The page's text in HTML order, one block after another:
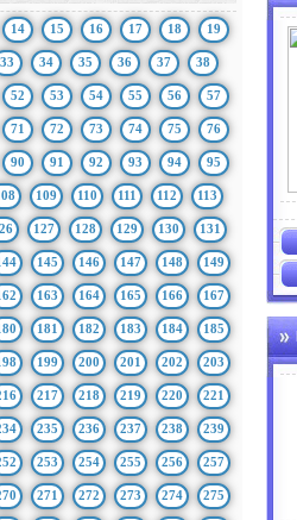
14 15 16 17 18 19
33 34 35 36 37 38
52 53 54 55 56 57
71 72 73 74 75 76
90 91 92 93 94 95
109 110 111 112 113
127 128 129 130 131
145 146 147 148 149
163 164 165 166 167
181 182 183 184 185
199 200 201 202 203
217 218 219 220 221
235 236 237 238 239
253 254 255 256 257
271 272 273 274 275